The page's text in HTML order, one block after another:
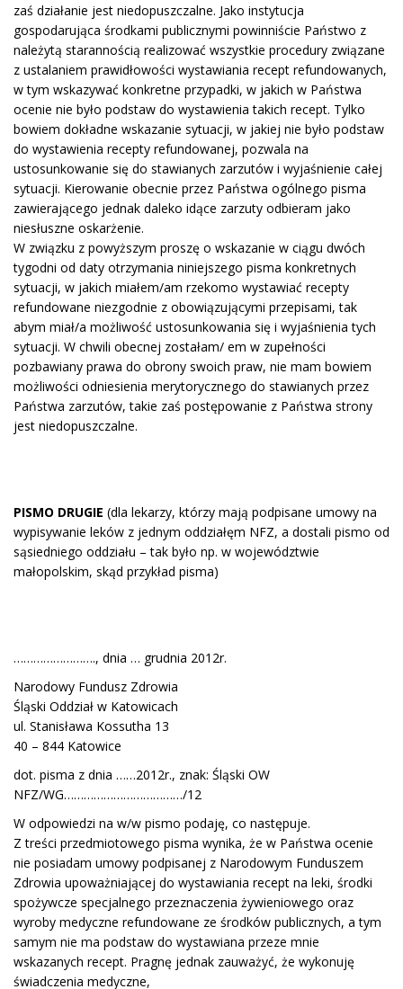
zaś działanie jest niedopuszczalne. Jako instytucja
gospodarująca środkami publicznymi powinniście Państwo z
należytą starannością realizować wszystkie procedury związane
z ustalaniem prawidłowości wystawiania recept refundowanych,
w tym wskazywać konkretne przypadki, w jakich w Państwa
ocenie nie było podstaw do wystawienia takich recept. Tylko
bowiem dokładne wskazanie sytuacji, w jakiej nie było podstaw
do wystawienia recepty refundowanej, pozwala na
ustosunkowanie się do stawianych zarzutów i wyjaśnienie całej
sytuacji. Kierowanie obecnie przez Państwa ogólnego pisma
zawierającego jednak daleko idące zarzuty odbieram jako
niesłuszne oskarżenie.
W związku z powyższym proszę o wskazanie w ciągu dwóch
tygodni od daty otrzymania niniejszego pisma konkretnych
sytuacji, w jakich miałem/am rzekomo wystawiać recepty
refundowane niezgodnie z obowiązującymi przepisami, tak
abym miał/a możliwość ustosunkowania się i wyjaśnienia tych
sytuacji. W chwili obecnej zostałam/ em w zupełności
pozbawiany prawa do obrony swoich praw, nie mam bowiem
możliwości odniesienia merytorycznego do stawianych przez
Państwa zarzutów, takie zaś postępowanie z Państwa strony
jest niedopuszczalne.
PISMO DRUGIE (dla lekarzy, którzy mają podpisane umowy na
wypisywanie leków z jednym oddziałęm NFZ, a dostali pismo od
sąsiedniego oddziału – tak było np. w województwie
małopolskim, skąd przykład pisma)
……………………., dnia … grudnia 2012r.
Narodowy Fundusz Zdrowia
Śląski Oddział w Katowicach
ul. Stanisława Kossutha 13
40 – 844 Katowice
dot. pisma z dnia ……2012r., znak: Śląski OW
NFZ/WG………………………………/12
W odpowiedzi na w/w pismo podaję, co następuje.
Z treści przedmiotowego pisma wynika, że w Państwa ocenie
nie posiadam umowy podpisanej z Narodowym Funduszem
Zdrowia upoważniającej do wystawiania recept na leki, środki
spożywcze specjalnego przeznaczenia żywieniowego oraz
wyroby medyczne refundowane ze środków publicznych, a tym
samym nie ma podstaw do wystawiana przeze mnie
wskazanych recept. Pragnę jednak zauważyć, że wykonuję
świadczenia medyczne,